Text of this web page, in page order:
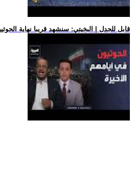
.. قابل للجدل | البخيتي: سنشهد قريبا نهاية